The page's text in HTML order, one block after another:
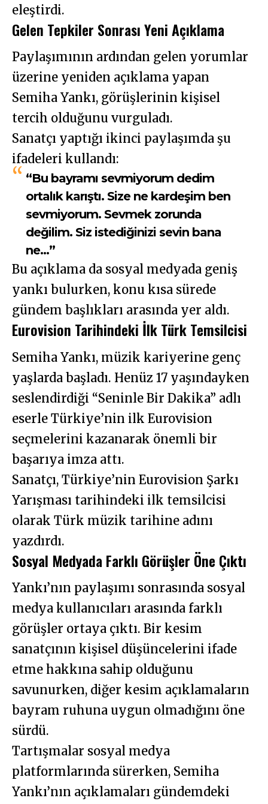
eleştirdi.
Gelen Tepkiler Sonrası Yeni Açıklama
Paylaşımının ardından gelen yorumlar
üzerine yeniden açıklama yapan
Semiha Yankı, görüşlerinin kişisel
tercih olduğunu vurguladı.
Sanatçı yaptığı ikinci paylaşımda şu
ifadeleri kullandı:
“Bu bayramı sevmiyorum dedim
ortalık karıştı. Size ne kardeşim ben
sevmiyorum. Sevmek zorunda
değilim. Siz istediğinizi sevin bana
ne…”
Bu açıklama da sosyal medyada geniş
yankı bulurken, konu kısa sürede
gündem başlıkları arasında yer aldı.
Eurovision Tarihindeki İlk Türk Temsilcisi
Semiha Yankı, müzik kariyerine genç
yaşlarda başladı. Henüz 17 yaşındayken
seslendirdiği “Seninle Bir Dakika” adlı
eserle Türkiye’nin ilk Eurovision
seçmelerini kazanarak önemli bir
başarıya imza attı.
Sanatçı, Türkiye’nin Eurovision Şarkı
Yarışması tarihindeki ilk temsilcisi
olarak Türk müzik tarihine adını
yazdırdı.
Sosyal Medyada Farklı Görüşler Öne Çıktı
Yankı’nın paylaşımı sonrasında sosyal
medya kullanıcıları arasında farklı
görüşler ortaya çıktı. Bir kesim
sanatçının kişisel düşüncelerini ifade
etme hakkına sahip olduğunu
savunurken, diğer kesim açıklamaların
bayram ruhuna uygun olmadığını öne
sürdü.
Tartışmalar sosyal medya
platformlarında sürerken, Semiha
Yankı’nın açıklamaları gündemdeki